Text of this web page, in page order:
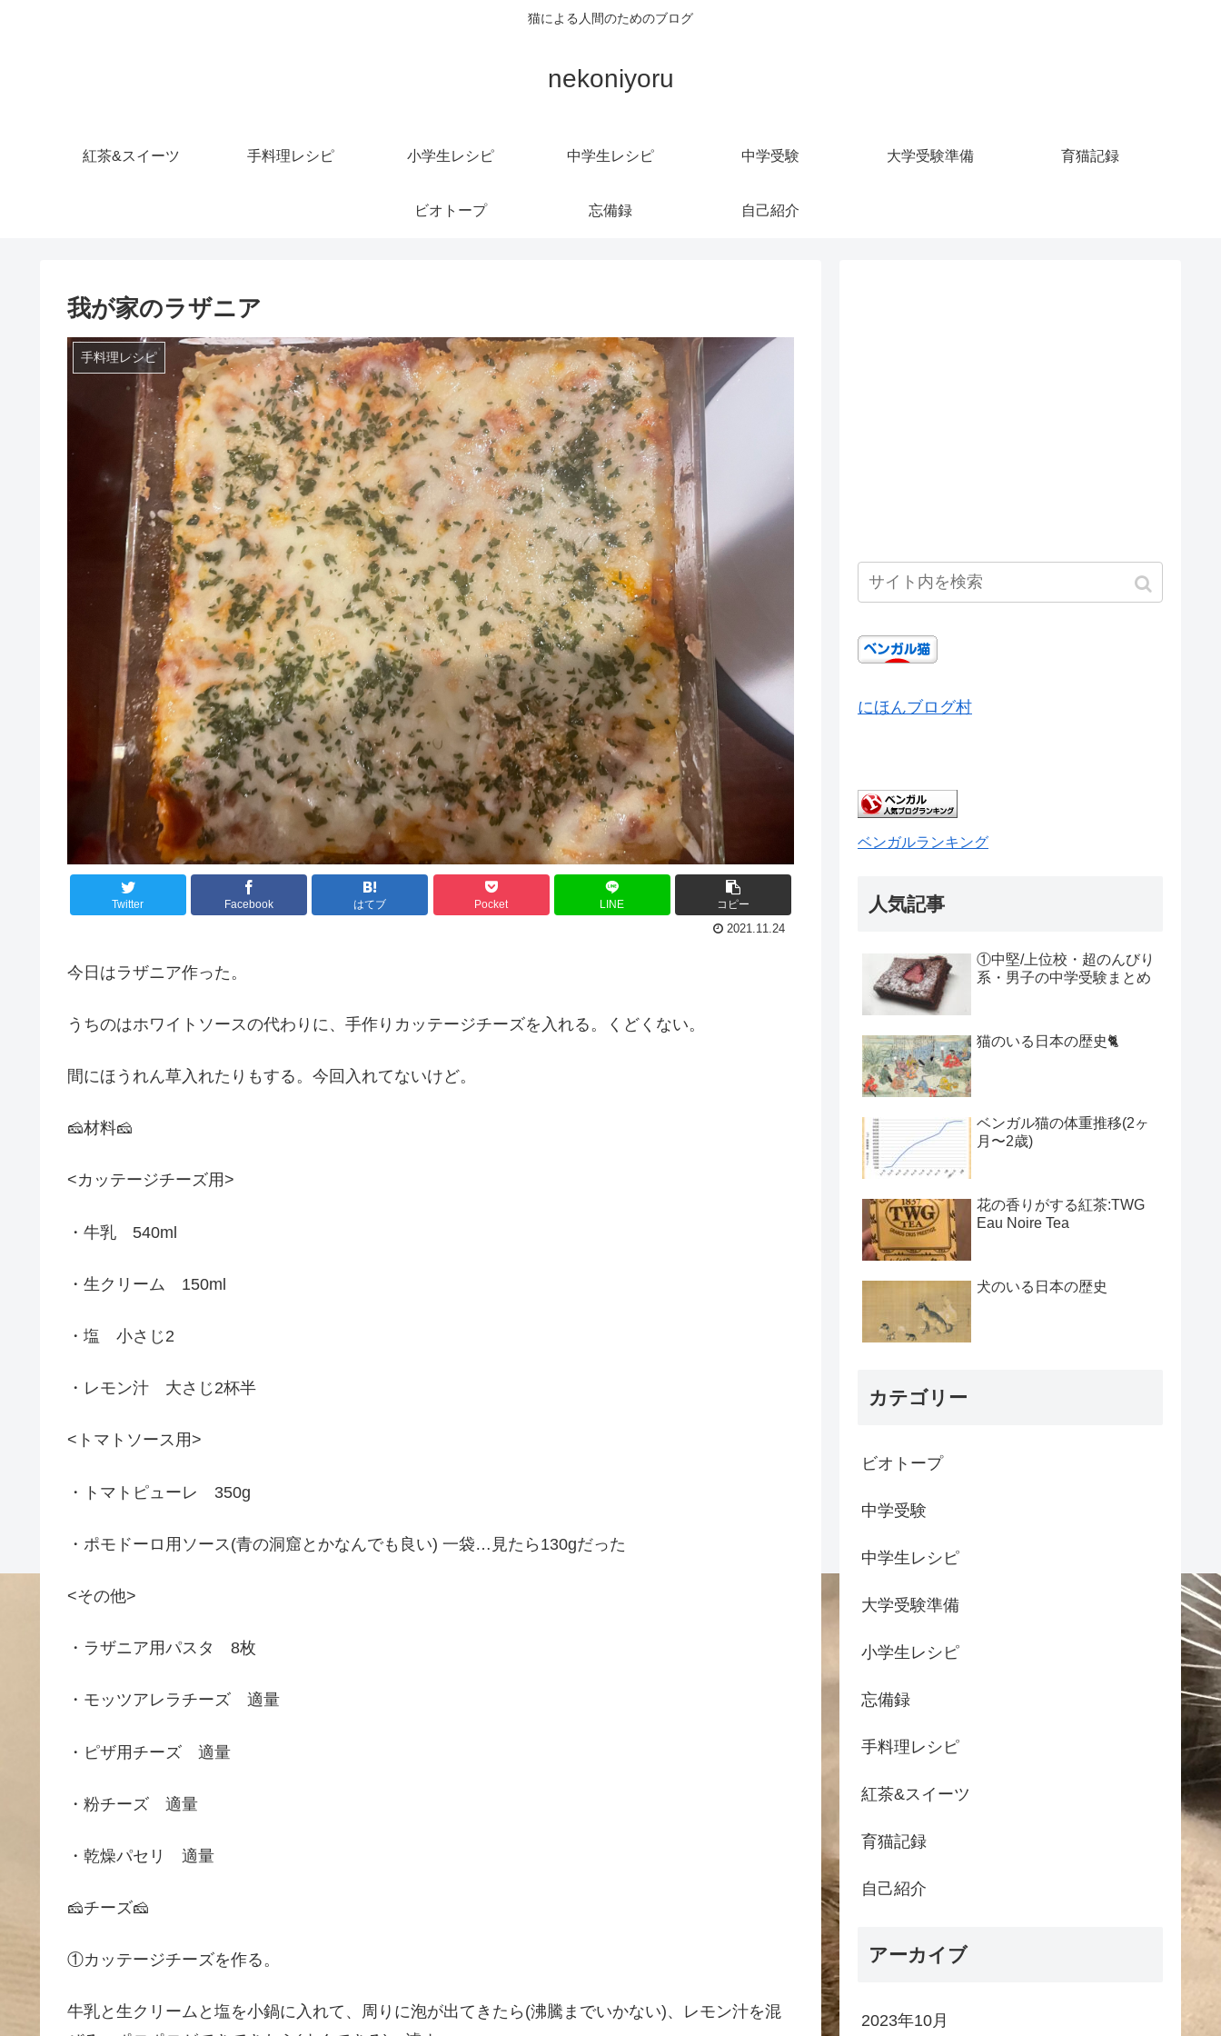
猫による人間のためのブログ
nekoniyoru
紅茶&スイーツ 手料理レシピ 小学生レシピ 中学生レシピ 中学受験 大学受験準備 育猫記録
ビオトープ 忘備録 自己紹介
我が家のラザニア
手料理レシピ
Twitter Facebook はてブ Pocket LINE
コピー
2021.11.24
今日はラザニア作った。
うちのはホワイトソースの代わりに、手作りカッテージチーズを入れる。くどくない。
間にほうれん草入れたりもする。今回入れてないけど。
🧀材料🧀
<カッテージチーズ用>
・牛乳 540ml
・生クリーム 150ml
・塩 小さじ2
・レモン汁 大さじ2杯半
<トマトソース用>
・トマトピューレ 350g
・ポモドーロ用ソース(青の洞窟とかなんでも良い) 一袋…見たら130gだった
<その他>
・ラザニア用パスタ 8枚
・モッツアレラチーズ 適量
・ピザ用チーズ 適量
・粉チーズ 適量
・乾燥パセリ 適量
🧀チーズ🧀
①カッテージチーズを作る。
牛乳と生クリームと塩を小鍋に入れて、周りに泡が出てきたら(沸騰までいかない)、レモン汁を混
にほんブログ村
ベンガルランキング
人気記事
①中堅/上位校・超のんびり
系・男子の中学受験まとめ
猫のいる日本の歴史🐈
ベンガル猫の体重推移(2ヶ
月〜2歳)
花の香りがする紅茶:TWG
Eau Noire Tea
犬のいる日本の歴史
カテゴリー
ビオトープ
中学受験
中学生レシピ
大学受験準備
小学生レシピ
忘備録
手料理レシピ
紅茶&スイーツ
育猫記録
自己紹介
アーカイブ
2023年10月